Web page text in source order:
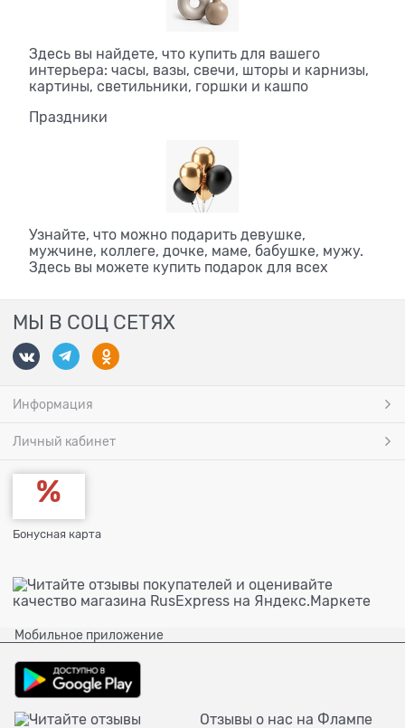
Здесь вы найдете, что купить для вашего
интерьера: часы, вазы, свечи, шторы и карнизы,
картины, светильники, горшки и кашпо
Праздники
Узнайте, что можно подарить девушке,
мужчине, коллеге, дочке, маме, бабушке, мужу.
Здесь вы можете купить подарок для всех
МЫ В СОЦ СЕТЯХ
Информация
Личный кабинет
Бонусная карта
Мобильное приложение
Отзывы о нас на Флампе